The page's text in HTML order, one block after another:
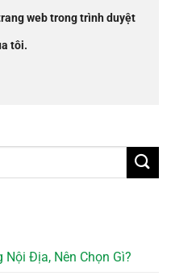
web trong trình duyệt
tôi.
Địa, Nên Chọn Gì?